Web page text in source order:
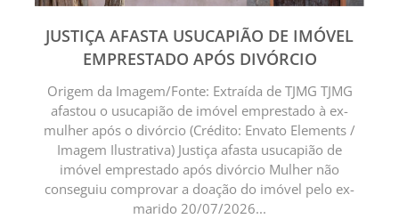
JUSTIÇA AFASTA USUCAPIÃO DE IMÓVEL
EMPRESTADO APÓS DIVÓRCIO
Origem da Imagem/Fonte: Extraída de TJMG TJMG
afastou o usucapião de imóvel emprestado à ex-
mulher após o divórcio (Crédito: Envato Elements /
Imagem Ilustrativa) Justiça afasta usucapião de
imóvel emprestado após divórcio Mulher não
conseguiu comprovar a doação do imóvel pelo ex-
marido 20/07/2026...